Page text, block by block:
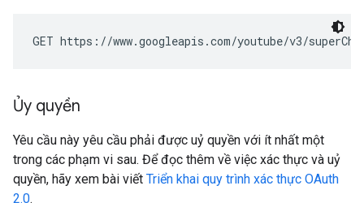
GET https://www.googleapis.com/youtube/v3/
Ủy quyền
Yêu cầu này yêu cầu phải được uỷ quyền với ít nhất một
trong các phạm vi sau. Để đọc thêm về việc xác thực và uỷ
quyền, hãy xem bài viết Triển khai quy trình xác thực OAuth
2.0.